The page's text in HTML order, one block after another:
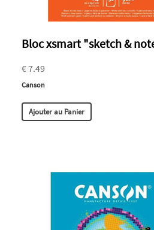
Bloc xsmart "sketch &
€ 7.49
Canson
Ajouter au Panier